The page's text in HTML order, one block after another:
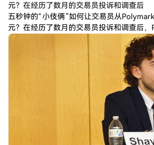
元？在经历了数月的交易员投诉和调查后
五秒钟的“小伎俩”如何让交易员从
元？在经历了数月的交易员投诉和调查后
加权平均价格（TWAP）取代了用于结算短